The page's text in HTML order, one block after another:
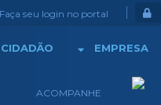
Faça seu login no portal
CIDADÃO EMPRESA
ACOMPANHE